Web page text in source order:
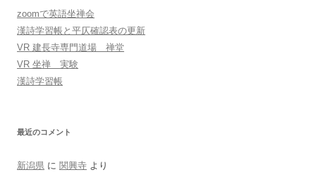
zoomで英語坐禅会
漢詩学習帳と平仄確認表の更新
VR 建長寺専門道場 禅堂
VR 坐禅 実験
漢詩学習帳
最近のコメント
新潟県 に 関興寺 より